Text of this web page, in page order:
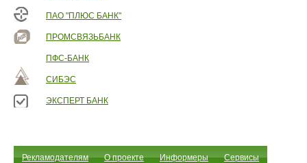
ПАО "ПЛЮС БАНК"
ПРОМСВЯЗЬБАНК
ПФС-БАНК
СИБЭС
ЭКСПЕРТ БАНК
Рекламодателям О проекте Информеры Сервисы